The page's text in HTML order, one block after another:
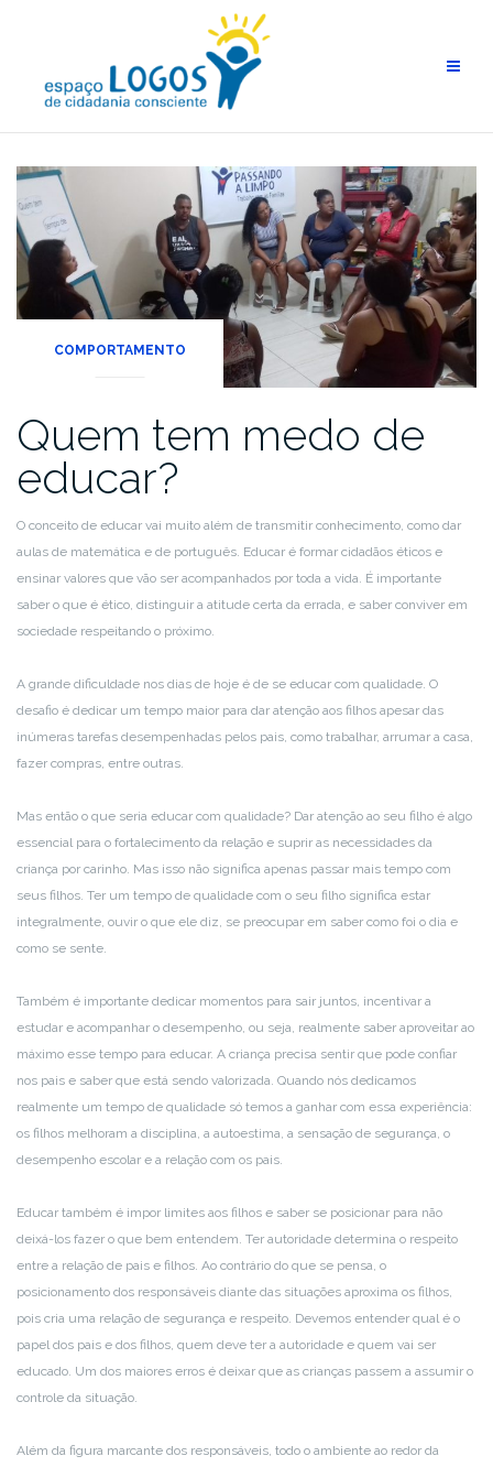
COMPORTAMENTO
Quem tem medo de
educar?
O conceito de educar vai muito além de transmitir conhecimento, como dar
aulas de matemática e de português. Educar é formar cidadãos éticos e
ensinar valores que vão ser acompanhados por toda a vida. É importante
saber o que é ético, distinguir a atitude certa da errada, e saber conviver em
sociedade respeitando o próximo.
A grande dificuldade nos dias de hoje é de se educar com qualidade. O
desafio é dedicar um tempo maior para dar atenção aos filhos apesar das
inúmeras tarefas desempenhadas pelos pais, como trabalhar, arrumar a casa,
fazer compras, entre outras.
Mas então o que seria educar com qualidade? Dar atenção ao seu filho é algo
essencial para o fortalecimento da relação e suprir as necessidades da
criança por carinho. Mas isso não significa apenas passar mais tempo com
seus filhos. Ter um tempo de qualidade com o seu filho significa estar
integralmente, ouvir o que ele diz, se preocupar em saber como foi o dia e
como se sente.
Também é importante dedicar momentos para sair juntos, incentivar a
estudar e acompanhar o desempenho, ou seja, realmente saber aproveitar ao
máximo esse tempo para educar. A criança precisa sentir que pode confiar
nos pais e saber que está sendo valorizada. Quando nós dedicamos
realmente um tempo de qualidade só temos a ganhar com essa experiência:
os filhos melhoram a disciplina, a autoestima, a sensação de segurança, o
desempenho escolar e a relação com os pais.
Educar também é impor limites aos filhos e saber se posicionar para não
deixá-los fazer o que bem entendem. Ter autoridade determina o respeito
entre a relação de pais e filhos. Ao contrário do que se pensa, o
posicionamento dos responsáveis diante das situações aproxima os filhos,
pois cria uma relação de segurança e respeito. Devemos entender qual é o
papel dos pais e dos filhos, quem deve ter a autoridade e quem vai ser
educado. Um dos maiores erros é deixar que as crianças passem a assumir o
controle da situação.
Além da figura marcante dos responsáveis, todo o ambiente ao redor da